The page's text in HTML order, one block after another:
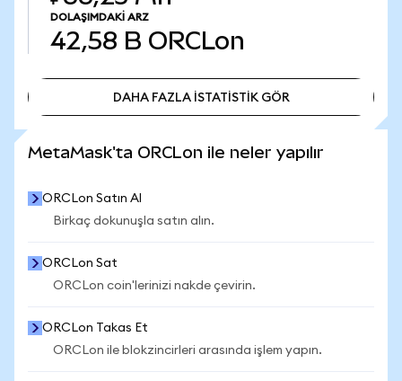
DOLAŞIMDAKI ARZ
42,58 B ORCLon
DAHA FAZLA İSTATİSTİK GÖR
MetaMask'ta ORCLon ile neler yapılır
ORCLon Satın Al
Birkaç dokunuşla satın alın.
ORCLon Sat
ORCLon coin'lerinizi nakde çevirin.
ORCLon Takas Et
ORCLon ile blokzincirleri arasında işlem yapın.